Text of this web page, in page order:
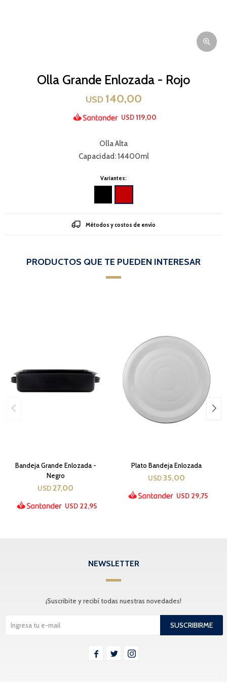
Olla Grande Enlozada - Rojo
USD 140,00
USD 119,00
Olla Alta
Capacidad: 14400ml
Variantes:
Métodos y costos de envío
PRODUCTOS QUE TE PUEDEN INTERESAR
Bandeja Grande Enlozada -
Negro
USD 27,00
USD 22,95
Plato Bandeja Enlozada
USD 35,00
USD 29,75
NEWSLETTER
¡Suscribite y recibí todas nuestras novedades!
SUSCRIBIRME
  